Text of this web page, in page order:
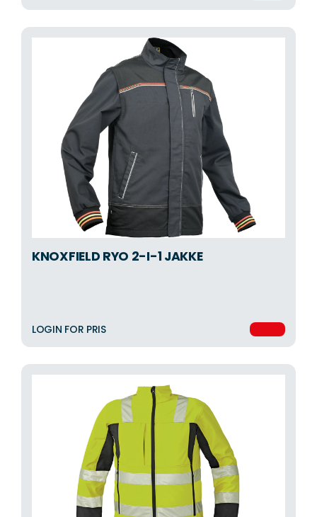
KNOXFIELD RYO 2-I-1 JAKKE
LOGIN FOR PRIS